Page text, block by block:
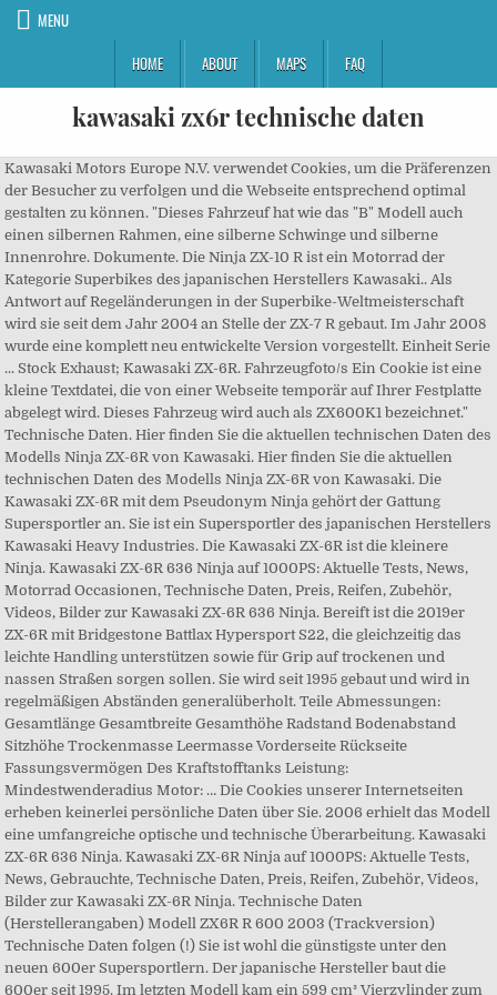
MENU
HOME
ABOUT MAPS FAQ
kawasaki zx6r technische daten
Kawasaki Motors Europe N.V. verwendet Cookies, um die Präferenzen
der Besucher zu verfolgen und die Webseite entsprechend optimal
gestalten zu können. "Dieses Fahrzeuf hat wie das "B" Modell auch
einen silbernen Rahmen, eine silberne Schwinge und silberne
Innenrohre. Dokumente. Die Ninja ZX-10 R ist ein Motorrad der
Kategorie Superbikes des japanischen Herstellers Kawasaki.. Als
Antwort auf Regeländerungen in der Superbike-Weltmeisterschaft
wird sie seit dem Jahr 2004 an Stelle der ZX-7 R gebaut. Im Jahr 2008
wurde eine komplett neu entwickelte Version vorgestellt. Einheit Serie
... Stock Exhaust; Kawasaki ZX-6R. Fahrzeugfoto/s Ein Cookie ist eine
kleine Textdatei, die von einer Webseite temporär auf Ihrer Festplatte
abgelegt wird. Dieses Fahrzeug wird auch als ZX600K1 bezeichnet."
Technische Daten. Hier finden Sie die aktuellen technischen Daten des
Modells Ninja ZX-6R von Kawasaki. Hier finden Sie die aktuellen
technischen Daten des Modells Ninja ZX-6R von Kawasaki. Die
Kawasaki ZX-6R mit dem Pseudonym Ninja gehört der Gattung
Supersportler an. Sie ist ein Supersportler des japanischen Herstellers
Kawasaki Heavy Industries. Die Kawasaki ZX-6R ist die kleinere
Ninja. Kawasaki ZX-6R 636 Ninja auf 1000PS: Aktuelle Tests, News,
Motorrad Occasionen, Technische Daten, Preis, Reifen, Zubehör,
Videos, Bilder zur Kawasaki ZX-6R 636 Ninja. Bereift ist die 2019er
ZX-6R mit Bridgestone Battlax Hypersport S22, die gleichzeitig das
leichte Handling unterstützen sowie für Grip auf trockenen und
nassen Straßen sorgen sollen. Sie wird seit 1995 gebaut und wird in
regelmäßigen Abständen generalüberholt. Teile Abmessungen:
Gesamtlänge Gesamtbreite Gesamthöhe Radstand Bodenabstand
Sitzhöhe Trockenmasse Leermasse Vorderseite Rückseite
Fassungsvermögen Des Kraftstofftanks Leistung:
Mindestwenderadius Motor: … Die Cookies unserer Internetseiten
erheben keinerlei persönliche Daten über Sie. 2006 erhielt das Modell
eine umfangreiche optische und technische Überarbeitung. Kawasaki
ZX-6R 636 Ninja. Kawasaki ZX-6R Ninja auf 1000PS: Aktuelle Tests,
News, Gebrauchte, Technische Daten, Preis, Reifen, Zubehör, Videos,
Bilder zur Kawasaki ZX-6R Ninja. Technische Daten
(Herstellerangaben) Modell ZX6R R 600 2003 (Trackversion)
Technische Daten folgen (!) Sie ist wohl die günstigste unter den
neuen 600er Supersportlern. Der japanische Hersteller baut die
600er seit 1995. Im letzten Modell kam ein 599 cm³ Vierzylinder zum